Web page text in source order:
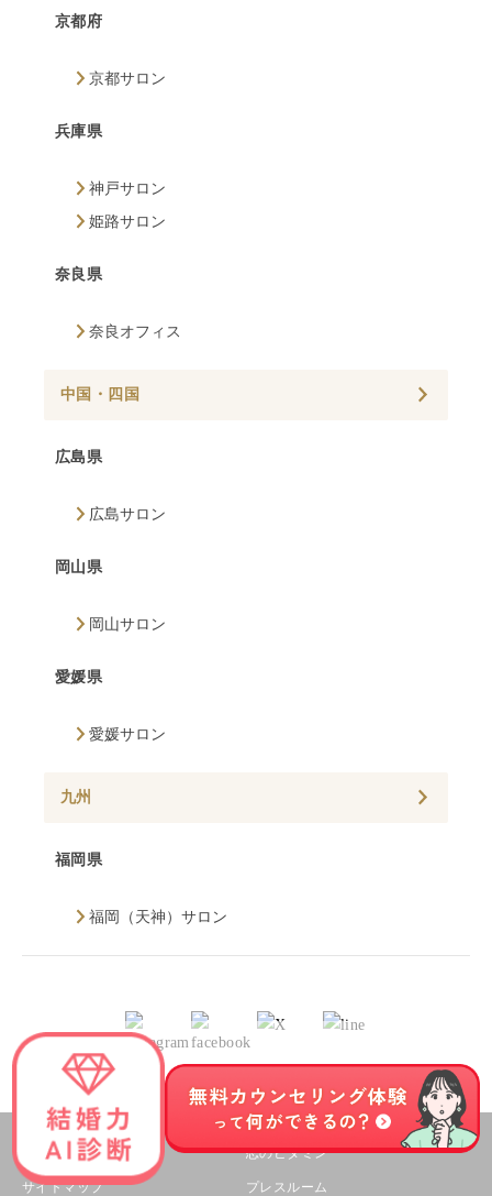
京都府
京都サロン
兵庫県
神戸サロン
姫路サロン
奈良県
奈良オフィス
中国・四国
広島県
広島サロン
岡山県
岡山サロン
愛媛県
愛媛サロン
九州
福岡県
福岡（天神）サロン
企業情報 恋のビタミン
サイトマップ プレスルーム